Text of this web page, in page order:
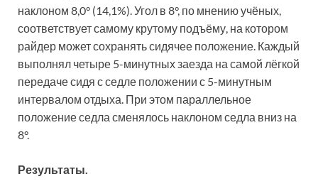
наклоном 8,0° (14,1%). Угол в 8°, по мнению учёных,
соответствует самому крутому подъёму, на котором
райдер может сохранять сидячее положение. Каждый
выполнял четыре 5-минутных заезда на самой лёгкой
передаче сидя с седле положении с 5-минутным
интервалом отдыха. При этом параллельное
положение седла сменялось наклоном седла вниз на
8°.
Результаты.